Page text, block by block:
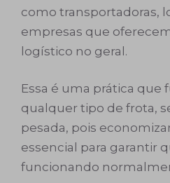
como transportadoras,
empresas que
logístico no geral.
Essa é uma prática que
qualquer tipo de frota,
pesada, pois
essencial para garantir
funcionando